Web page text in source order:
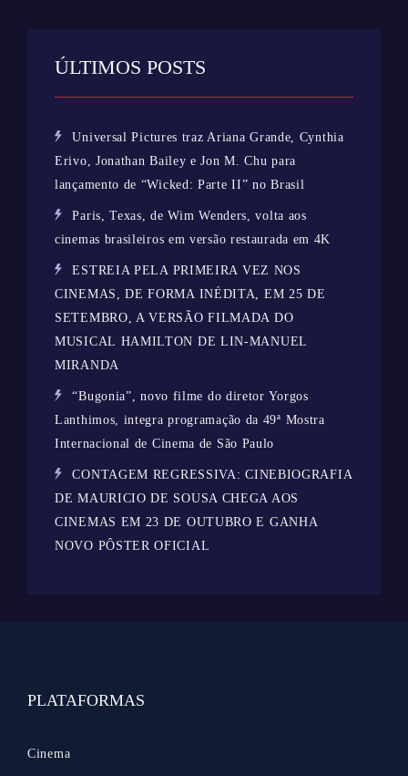
ÚLTIMOS POSTS
Universal Pictures traz Ariana Grande, Cynthia
Erivo, Jonathan Bailey e Jon M. Chu para
lançamento de “Wicked: Parte II” no Brasil
Paris, Texas, de Wim Wenders, volta aos
cinemas brasileiros em versão restaurada em 4K
ESTREIA PELA PRIMEIRA VEZ NOS
CINEMAS, DE FORMA INÉDITA, EM 25 DE
SETEMBRO, A VERSÃO FILMADA DO
MUSICAL HAMILTON DE LIN-MANUEL
MIRANDA
“Bugonia”, novo filme do diretor Yorgos
Lanthimos, integra programação da 49ª Mostra
Internacional de Cinema de São Paulo
CONTAGEM REGRESSIVA: CINEBIOGRAFIA
DE MAURICIO DE SOUSA CHEGA AOS
CINEMAS EM 23 DE OUTUBRO E GANHA
NOVO PÔSTER OFICIAL
PLATAFORMAS
Cinema